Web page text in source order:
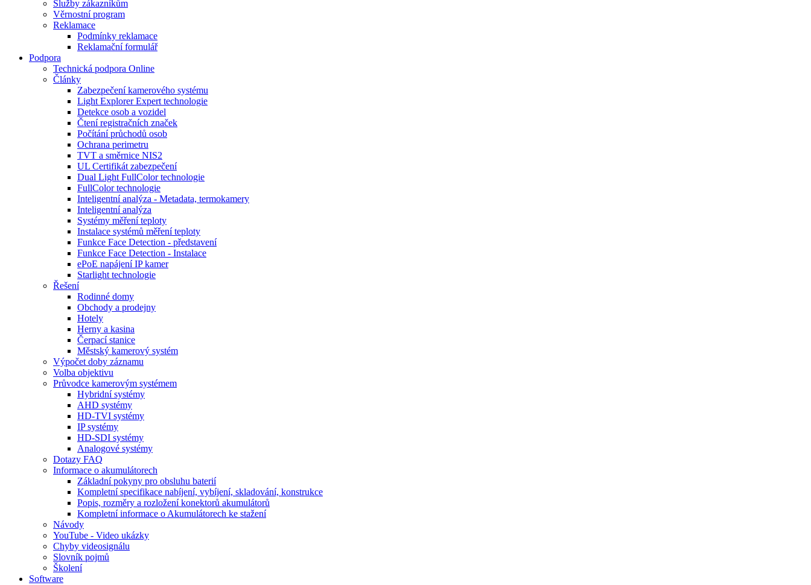
Služby zákazníkům
Věrnostní program
Reklamace
Podmínky reklamace
Reklamační formulář
Podpora
Technická podpora Online
Články
Zabezpečení kamerového systému
Light Explorer Expert technologie
Detekce osob a vozidel
Čtení registračních značek
Počítání průchodů osob
Ochrana perimetru
TVT a směrnice NIS2
UL Certifikát zabezpečení
Dual Light FullColor technologie
FullColor technologie
Inteligentní analýza - Metadata, termokamery
Inteligentní analýza
Systémy měření teploty
Instalace systémů měření teploty
Funkce Face Detection - představení
Funkce Face Detection - Instalace
ePoE napájení IP kamer
Starlight technologie
Řešení
Rodinné domy
Obchody a prodejny
Hotely
Herny a kasina
Čerpací stanice
Městský kamerový systém
Výpočet doby záznamu
Volba objektivu
Průvodce kamerovým systémem
Hybridní systémy
AHD systémy
HD-TVI systémy
IP systémy
HD-SDI systémy
Analogové systémy
Dotazy FAQ
Informace o akumulátorech
Základní pokyny pro obsluhu baterií
Kompletní specifikace nabíjení, vybíjení, skladování, konstrukce
Popis, rozměry a rozložení konektorů akumulátorů
Kompletní informace o Akumulátorech ke stažení
Návody
YouTube - Video ukázky
Chyby videosignálu
Slovník pojmů
Školení
Software